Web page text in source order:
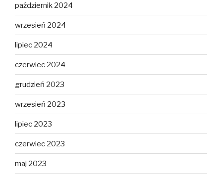
październik 2024
wrzesień 2024
lipiec 2024
czerwiec 2024
grudzień 2023
wrzesień 2023
lipiec 2023
czerwiec 2023
maj 2023